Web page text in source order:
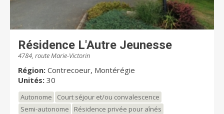
Résidence L'Autre Jeunesse
4784, route Marie-Victorin
Région: Contrecoeur, Montérégie
Unités: 30
Autonome
Court séjour et/ou convalescence
Semi-autonome
Résidence privée pour aînés